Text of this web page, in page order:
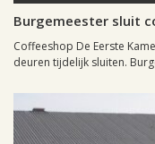
Burgemeester sluit
Coffeeshop De Eerste
deuren tijdelijk sluiten.